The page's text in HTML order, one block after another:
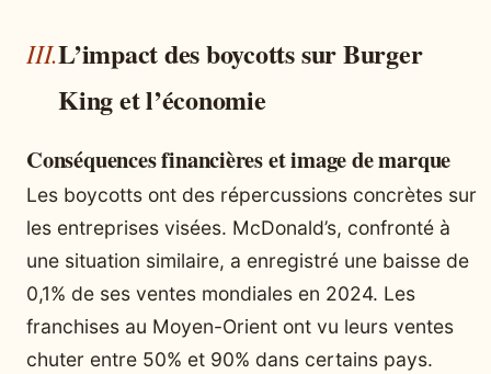
L’impact des boycotts sur Burger
King et l’économie
Conséquences financières et image de marque
Les boycotts ont des répercussions concrètes sur
les entreprises visées. McDonald’s, confronté à
une situation similaire, a enregistré une baisse de
0,1% de ses ventes mondiales en 2024. Les
franchises au Moyen-Orient ont vu leurs ventes
chuter entre 50% et 90% dans certains pays.